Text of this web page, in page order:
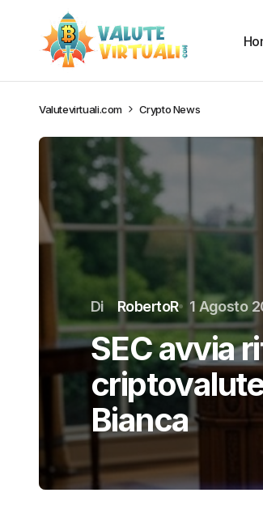
Valutevirtuali.com Crypto News
Di RobertoR 1 Agosto
SEC avvia
Bianca